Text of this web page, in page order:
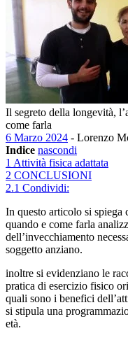
Il segreto della longevità,
come farla
6 Marzo 2024 - Lorenzo
Indice nascondi
1 Attività fisica adattata
2 CONCLUSIONI
2.1 Condividi:
In questo articolo si spiega
quando e come farla
dell’invecchiamento
soggetto anziano.
inoltre si evidenziano le
pratica di esercizio fisico
quali sono i benefici
si stipula una
età.